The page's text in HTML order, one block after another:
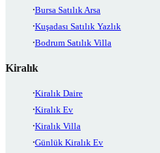
Bursa Satılık Arsa
Kuşadası Satılık Yazlık
Bodrum Satılık Villa
Kiralık
Kiralık Daire
Kiralık Ev
Kiralık Villa
Günlük Kiralık Ev